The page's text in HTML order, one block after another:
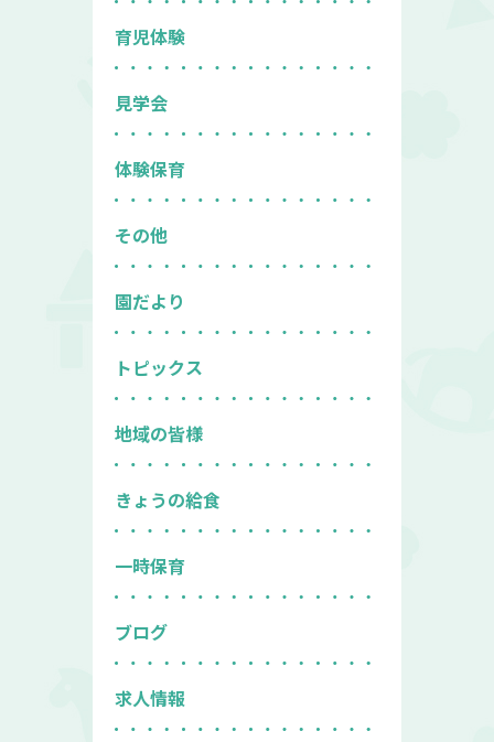
育児体験
見学会
体験保育
その他
園だより
トピックス
地域の皆様
きょうの給食
一時保育
ブログ
求人情報